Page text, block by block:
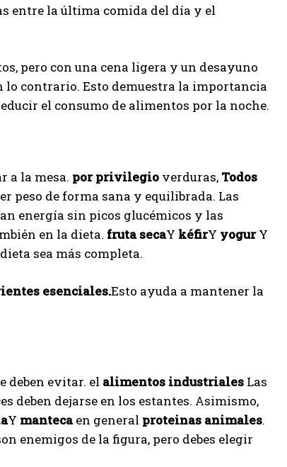
entre la última comida del día y el
pero con una cena ligera y un desayuno
lo contrario. Esto demuestra la importancia
el consumo de alimentos por la noche.
a la mesa. por privilegio verduras, Todos
peso de forma sana y equilibrada. Las
energía sin picos glucémicos y las
en la dieta. fruta secaY kéfirY yogurY
sea más completa.
esenciales.Esto ayuda a mantener la
deben evitar. el alimentos industriales Las
deben dejarse en los estantes. Asimismo,
Y mantecaen general proteinas animales.
enemigos de la figura, pero debes elegir